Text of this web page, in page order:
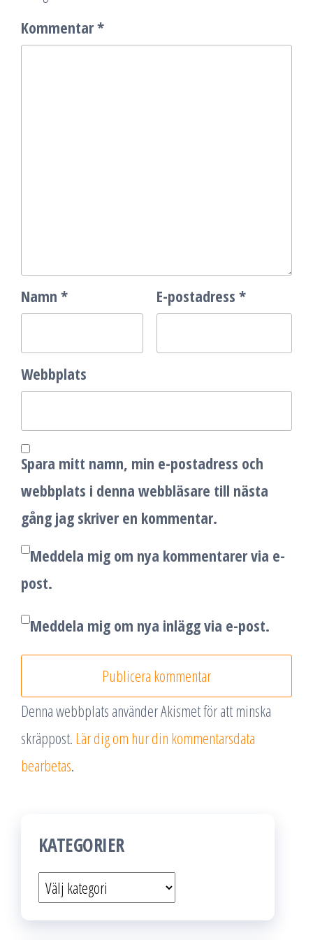
Kommentar*
Namn * E-postadress *
Webbplats
Spara mitt namn, min e-postadress och
webbplats i denna webbläsare till nästa
gång jag skriver en kommentar.
Meddela mig om nya kommentarer via e-
post.
Meddela mig om nya inlägg via e-post.
Denna webbplats använder Akismet för att minska
skräppost. Lär dig om hur din kommentarsdata
bearbetas.
KATEGORIER
Kategorier